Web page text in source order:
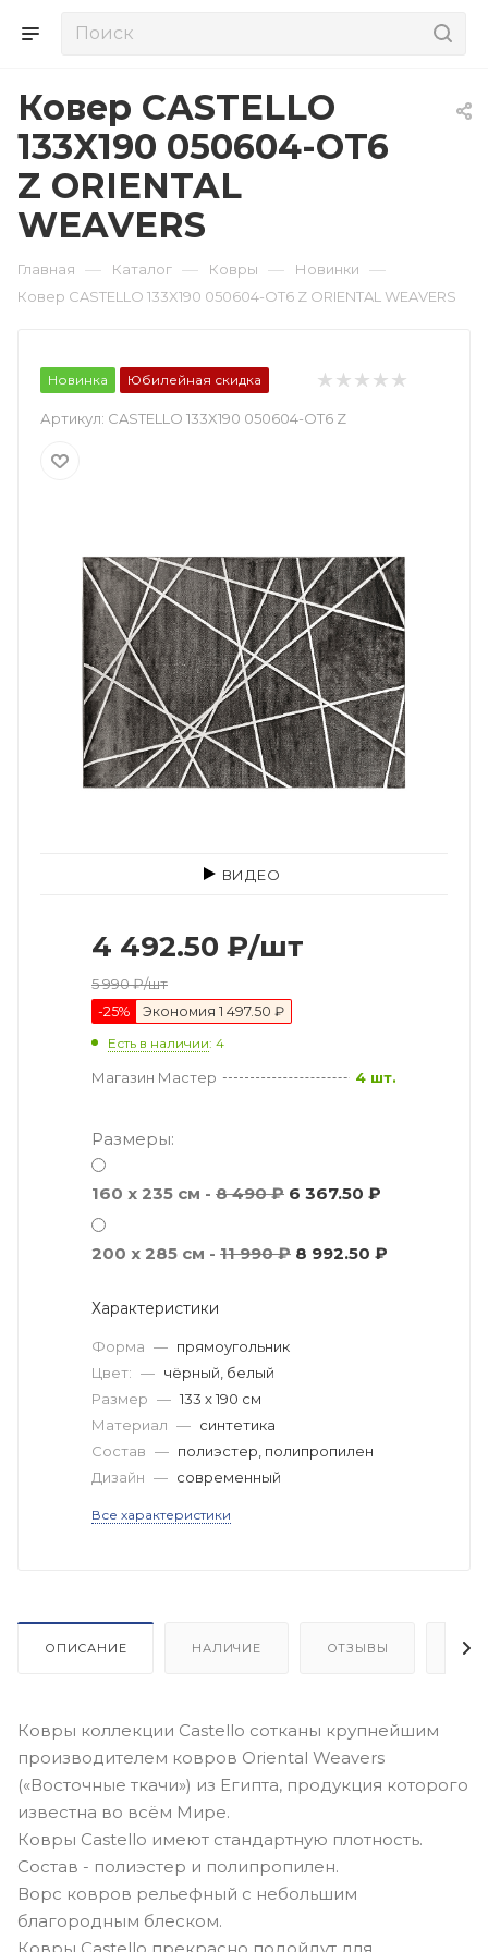
Ковер CASTELLO
133X190 050604-OT6
Z ORIENTAL
WEAVERS
Главная — Каталог — Ковры — Новинки —
Ковер CASTELLO 133X190 050604-OT6 Z ORIENTAL WEAVERS
Новинка Юбилейная скидка
Артикул: CASTELLO 133X190 050604-OT6 Z
ВИДЕО
4 492.50 ₽/шт
5 990₽/шт
-25% Экономия 1 497.50 ₽
Есть в наличии: 4
Магазин Мастер 4 шт.
Размеры:
160 x 235 см - 8 490 ₽ 6 367.50 ₽
200 x 285 см - 11 990 ₽ 8 992.50 ₽
Характеристики
Форма — прямоугольник
Цвет: — чёрный, белый
Размер — 133 x 190 см
Материал — синтетика
Состав — полиэстер, полипропилен
Дизайн — современный
Все характеристики
ОПИСАНИЕ НАЛИЧИЕ ОТЗЫВЫ
Ковры коллекции Castello сотканы крупнейшим
производителем ковров Oriental Weavers
(«Восточные ткачи») из Египта, продукция которого
известна во всём Мире.
Ковры Castello имеют стандартную плотность.
Состав - полиэстер и полипропилен.
Ворс ковров рельефный с небольшим
благородным блеском.
Ковры Castello прекрасно подойдут для